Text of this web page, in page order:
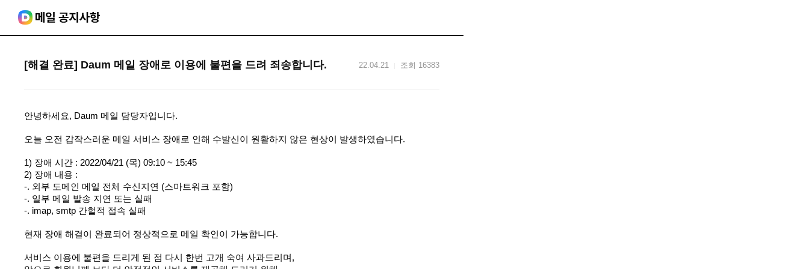
[해결 완료] Daum 메일 장애로 이용에 불편을 드려 죄송합니다. 22.04.21 조회 16383
안녕하세요, Daum 메일 담당자입니다.
오늘 오전 갑작스러운 메일 서비스 장애로 인해 수발신이 원활하지 않은 현상이 발생하였습니다.
1) 장애 시간 : 2022/04/21 (목) 09:10 ~ 15:45
2) 장애 내용 :
-. 외부 도메인 메일 전체 수신지연 (스마트워크 포함)
-. 일부 메일 발송 지연 또는 실패
-. imap, smtp 간헐적 접속 실패
현재 장애 해결이 완료되어 정상적으로 메일 확인이 가능합니다.
서비스 이용에 불편을 드리게 된 점 다시 한번 고개 숙여 사과드리며,